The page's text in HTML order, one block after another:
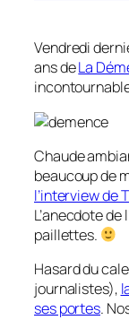
Vendredi
ans deLa
Chaude
beaucoup de
l’interview de
L’anecdote
paillettes.
Hasard du
journalistes),
ses portes.